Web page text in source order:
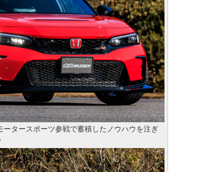
タースポーツ参戦で蓄積したノウハウを注ぎ